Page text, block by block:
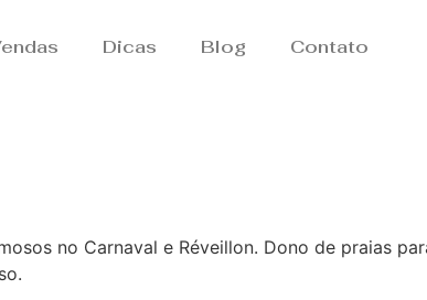
Dicas Blog Contato
no Carnaval e Réveillon. Dono de praias